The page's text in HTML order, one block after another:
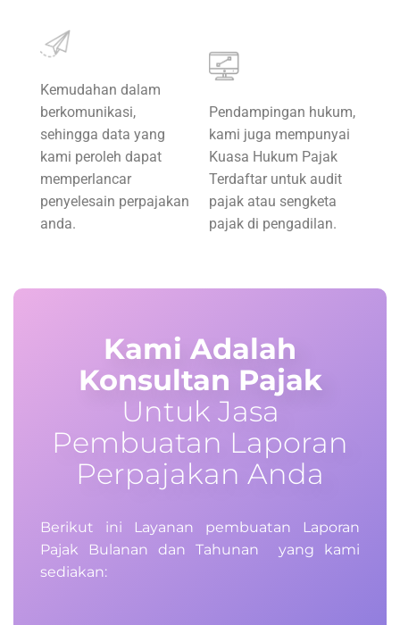
Kemudahan dalam
berkomunikasi,
sehingga data yang
kami peroleh dapat
memperlancar
penyelesain perpajakan
anda.
Pendampingan hukum,
kami juga mempunyai
Kuasa Hukum Pajak
Terdaftar untuk audit
pajak atau sengketa
pajak di pengadilan.
Kami Adalah
Konsultan Pajak
Untuk Jasa
Pembuatan Laporan
Perpajakan Anda
Berikut ini Layanan pembuatan Laporan
Pajak Bulanan dan Tahunan yang kami
sediakan: